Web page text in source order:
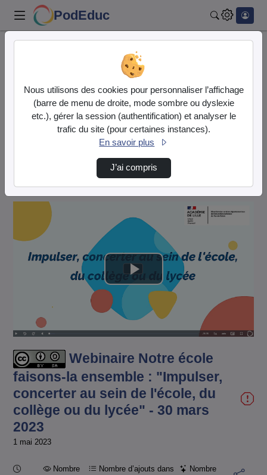
PodEduc
Webinaires
Webinaire Notre École Faisons-La Ensemble : …
OTA 62
Description de la chaîne
Retrouvez l'intégralité des webinaires proposés par
"Objectif : Territoires Apprenants"
Lire
la
vidéo
Webinaire Notre école
faisons-la ensemble : "Impulser,
concerter au sein de l'école, du
collège ou du lycée" - 30 mars
2023
1 mai 2023
Durée : Nombre
Nombre d’ajouts dans
Nombre
Nous utilisons des cookies pour personnaliser l’affichage
(barre de menu de droite, mode sombre ou dyslexie
etc.), gérer la session (authentification) et analyser le
trafic du site (pour certaines instances).
En savoir plus
J’ai compris